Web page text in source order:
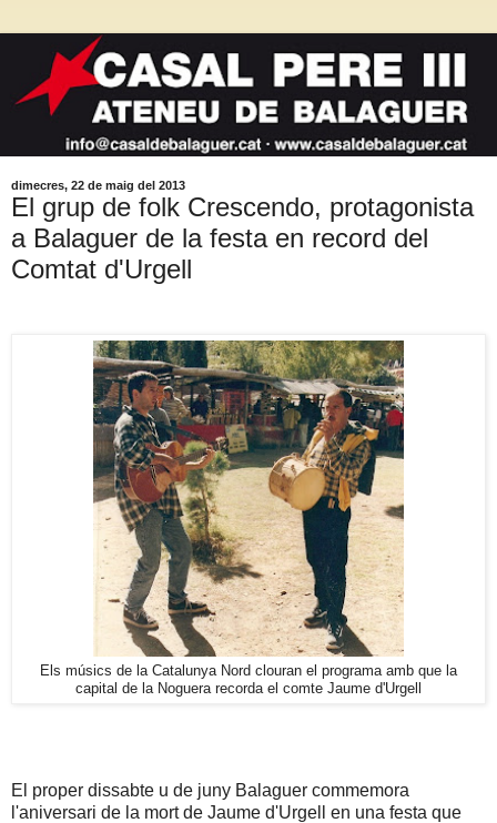
dimecres, 22 de maig del 2013
El grup de folk Crescendo, protagonista
a Balaguer de la festa en record del
Comtat d'Urgell
Els músics de la Catalunya Nord clouran el programa amb que la
capital de la Noguera recorda el comte Jaume d'Urgell
El proper dissabte u de juny Balaguer commemora
l'aniversari de la mort de Jaume d'Urgell en una festa que